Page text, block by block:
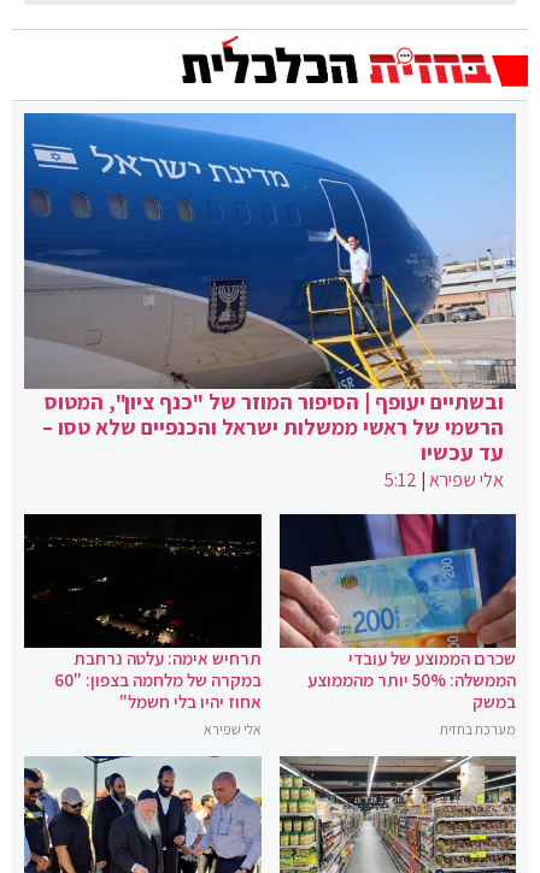
ובשתיים יעופף | הסיפור המוזר של "כנף ציון", המטוס
הרשמי של ראשי ממשלות ישראל והכנפיים שלא טסו –
עד עכשיו
אלי שפירא|
5:12
שכרם הממוצע של עובדי
הממשלה: 50% יותר מהממוצע
במשק
מערכת בחזית
תרחיש אימה: עלטה נרחבת
במקרה של מלחמה בצפון: "60
אחוז יהיו בלי חשמל"
אלי שפירא